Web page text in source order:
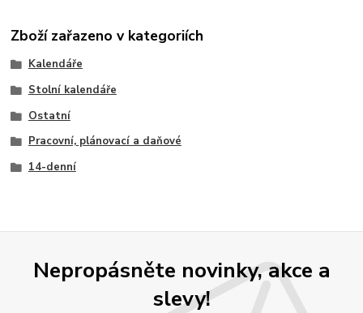
Zboží zařazeno v kategoriích
Kalendáře
Stolní kalendáře
Ostatní
Pracovní, plánovací a daňové
14-denní
Nepropásněte novinky, akce a
slevy!